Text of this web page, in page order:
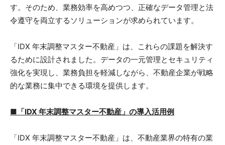
す。そのため、業務効率を高めつつ、正確なデータ管理と法
令遵守を両立するソリューションが求められています。
「IDX 年末調整マスター不動産」は、これらの課題を解決す
るために設計されました。データの一元管理とセキュリティ
強化を実現し、業務負担を軽減しながら、不動産企業が戦略
的な業務に集中できる環境を提供します。
■「IDX 年末調整マスター不動産」の導入活用例
「IDX 年末調整マスター不動産」は、不動産業界の特有の業